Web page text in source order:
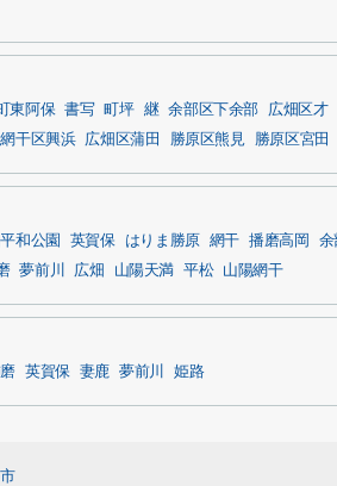
東阿保 書写 町坪 継 余部区下余部 広畑区才
網干区興浜 広畑区蒲田 勝原区熊見 勝原区宮田
和公園 英賀保 はりま勝原 網干 播磨高岡 余
夢前川 広畑 山陽天満 平松 山陽網干
英賀保 妻鹿 夢前川 姫路